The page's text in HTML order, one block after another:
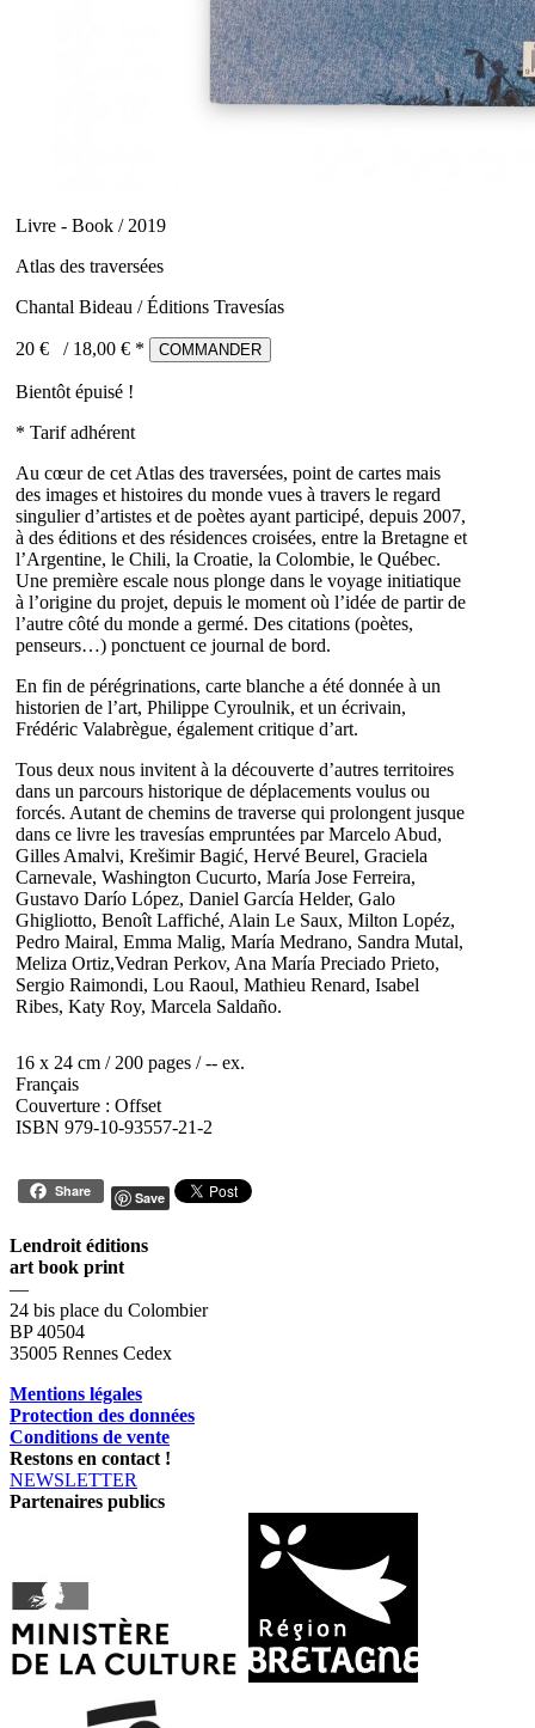
Livre - Book / 2019
Atlas des traversées
Chantal Bideau / Éditions Travesías
20 € / 18,00 € * COMMANDER
Bientôt épuisé !
* Tarif adhérent
Au cœur de cet Atlas des traversées, point de cartes mais
des images et histoires du monde vues à travers le regard
singulier d’artistes et de poètes ayant participé, depuis 2007,
à des éditions et des résidences croisées, entre la Bretagne et
l’Argentine, le Chili, la Croatie, la Colombie, le Québec.
Une première escale nous plonge dans le voyage initiatique
à l’origine du projet, depuis le moment où l’idée de partir de
l’autre côté du monde a germé. Des citations (poètes,
penseurs…) ponctuent ce journal de bord.
En fin de pérégrinations, carte blanche a été donnée à un
historien de l’art, Philippe Cyroulnik, et un écrivain,
Frédéric Valabrègue, également critique d’art.
Tous deux nous invitent à la découverte d’autres territoires
dans un parcours historique de déplacements voulus ou
forcés. Autant de chemins de traverse qui prolongent jusque
dans ce livre les travesías empruntées par Marcelo Abud,
Gilles Amalvi, Krešimir Bagić, Hervé Beurel, Graciela
Carnevale, Washington Cucurto, María Jose Ferreira,
Gustavo Darío López, Daniel García Helder, Galo
Ghigliotto, Benoît Laffiché, Alain Le Saux, Milton Lopéz,
Pedro Mairal, Emma Malig, María Medrano, Sandra Mutal,
Meliza Ortiz,Vedran Perkov, Ana María Preciado Prieto,
Sergio Raimondi, Lou Raoul, Mathieu Renard, Isabel
Ribes, Katy Roy, Marcela Saldaño.
16 x 24 cm / 200 pages / -- ex.
Français
Couverture : Offset
ISBN 979-10-93557-21-2
Share Save
Lendroit éditions
art book print
—
24 bis place du Colombier
BP 40504
35005 Rennes Cedex
Mentions légales
Protection des données
Conditions de vente
Restons en contact !
NEWSLETTER
Partenaires publics